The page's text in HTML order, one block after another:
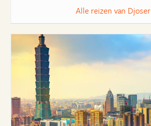
Alle reizen van Djoser